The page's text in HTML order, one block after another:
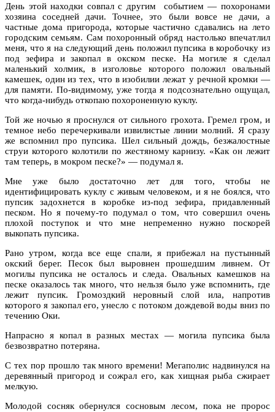
День этой находки совпал с другим
событием — похоронами
хозяина соседней дачи. Точнее, это были вовсе не дачи, а
частные дома пригорода, которые частично сдавались на лето
городским семьям. Сам похоронный обряд настолько впечатлил
меня, что я на следующий день положил пупсика в коробочку из
под зефира и закопал в окском песке. На могиле я сделал
маленький холмик, в изголовье которого положил овальный
камешек, один из тех, что в изобилии лежат у речной кромки —
для памяти. По-видимому, уже тогда я подсознательно ощущал,
что когда-нибудь откопаю похороненную куклу.
Той же ночью я проснулся от сильного грохота. Гремел гром, и
темное небо перечеркивали извилистые линии молний. Я сразу
же вспомнил про пупсика. Шел сильный дождь, безжалостные
струи которого колотили по жестяному карнизу. «Как он лежит
там теперь, в мокром песке?» — подумал я.
Мне уже было достаточно лет для того, чтобы не
идентифицировать куклу с живым человеком, и я не боялся, что
пупсик задохнется в коробке из-под зефира, придавленный
песком. Но я почему-то подумал о том, что совершил очень
плохой поступок и что мне непременно нужно поскорей
выкопать пупсика.
Рано утром, когда все еще спали, я прибежал на пустынный
окский берег. Песок был выровнен прошедшим ливнем. От
могилы пупсика не осталось и следа. Овальных камешков на
песке оказалось так много, что нельзя было уже вспомнить, где
лежит пупсик. Громоздкий неровный слой ила, напротив
которого я закопал его, унесло с потоком дождевой воды вниз по
течению Оки.
Напрасно я копал в разных местах — могила пупсика была
безвозвратно потеряна.
С тех пор прошло так много времени! Мегаполис надвинулся на
деревянный пригород и сожрал его, как хищная рыба сжирает
мелкую.
Молодой сосняк обернулся сосновым лесом, пока не пророс